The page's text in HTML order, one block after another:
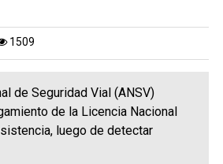
1509
de Seguridad Vial (ANSV)
de la Licencia Nacional
luego de detectar